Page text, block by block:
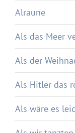
Alraune
Als das Meer
Als der
Als Hitler das
Als wäre es